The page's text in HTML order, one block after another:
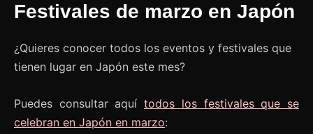
Festivales de marzo en Japón
¿Quieres conocer todos los eventos y festivales que
tienen lugar en Japón este mes?
Puedes consultar aquítodos los festivales que se
celebran en Japón en marzo: